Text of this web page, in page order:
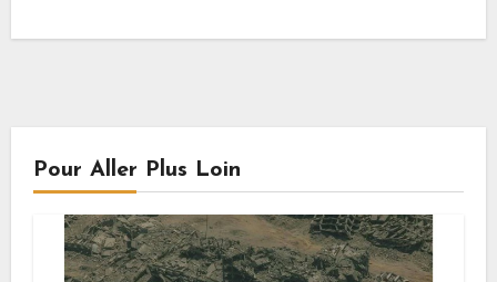
Pour Aller Plus Loin